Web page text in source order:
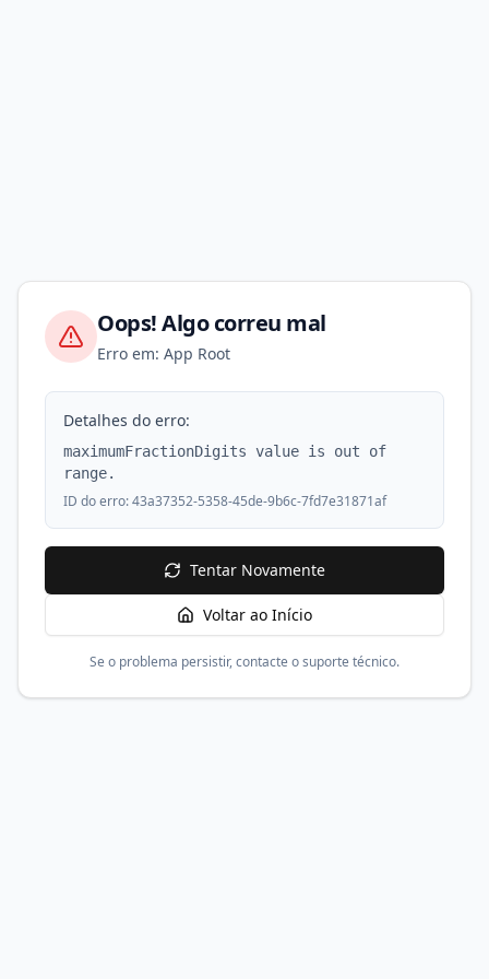
Oops! Algo correu mal
Erro em: App Root
Detalhes do erro:
maximumFractionDigits value is out of
range.
ID do erro:43a37352-5358-45de-9b6c-7fd7e31871af
Tentar Novamente
Voltar ao Início
Se o problema persistir, contacte o suporte técnico.